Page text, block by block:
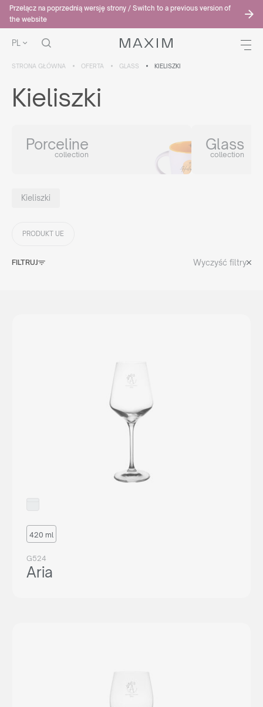
Przełącz na poprzednią wersję strony / Switch to a previous version of
the website
PL
STRONA GŁÓWNA OFERTA GLASS KIELISZKI
Kieliszki
Porceline
collection
Glass
collection
Kieliszki
PRODUKT UE
Wyczyść filtry
FILTRUJ
420 ml
G524
Aria